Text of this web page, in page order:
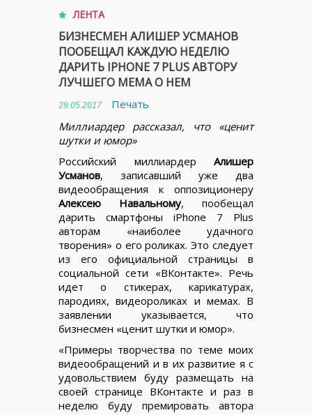
ЛЕНТА
БИЗНЕСМЕН АЛИШЕР УСМАНОВ
ПООБЕЩАЛ КАЖДУЮ НЕДЕЛЮ
ДАРИТЬ IPHONE 7 PLUS АВТОРУ
ЛУЧШЕГО МЕМА О НЕМ
29.05.2017
Печать
Миллиардер рассказал, что «ценит
шутки и юмор»
Российский миллиардер Алишер
Усманов, записавший уже два
видеообращения к оппозиционеру
Алексею Навальному, пообещал
дарить смартфоны iPhone 7 Plus
авторам «наиболее удачного
творения» о его роликах. Это следует
из его официальной страницы в
социальной сети «ВКонтакте». Речь
идет о стикерах, карикатурах,
пародиях, видеороликах и мемах. В
заявлении указывается, что
бизнесмен «ценит шутки и юмор».
«Примеры творчества по теме моих
видеообращений и в их развитие я с
удовольствием буду размещать на
своей странице ВКонтакте и раз в
неделю буду премировать автора